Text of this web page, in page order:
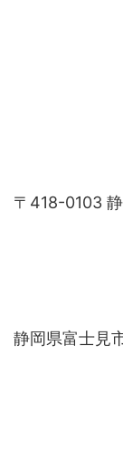
〒418-0103
静岡県富士見